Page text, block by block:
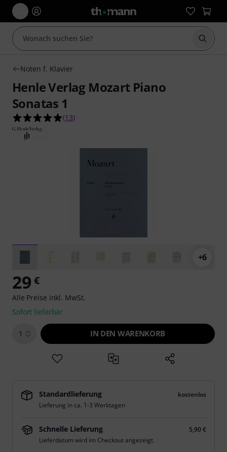
Suche
Noten f. Klavier
Henle Verlag Mozart Piano
Sonatas 1
5.0 von 5 Sternen aus 13 Kundenbewertungen
(13)
+6
29 €
Alle Preise inkl. MwSt.
Sofort lieferbar
1 IN DEN WARENKORB
Standardlieferung
kostenlos
Lieferung in ca. 1-3 Werktagen
Schnelle Lieferung
5,90 €
Lieferdatum wird im Checkout angezeigt.